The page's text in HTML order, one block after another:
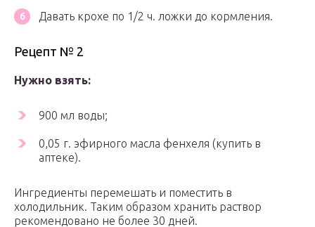
Давать крохе по 1/2 ч. ложки до кормления.
Рецепт № 2
Нужно взять:
900 мл воды;
0,05 г. эфирного масла фенхеля (купить в
аптеке).
Ингредиенты перемешать и поместить в
холодильник. Таким образом хранить раствор
рекомендовано не более 30 дней.